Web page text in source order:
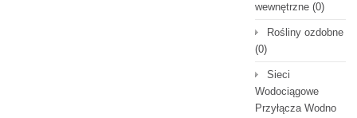
wewnętrzne (0)
Rośliny ozdobne
(0)
Sieci
Wodociągowe
Przyłącza Wodno